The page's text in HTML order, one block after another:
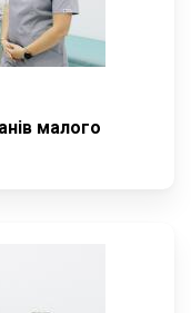
малого